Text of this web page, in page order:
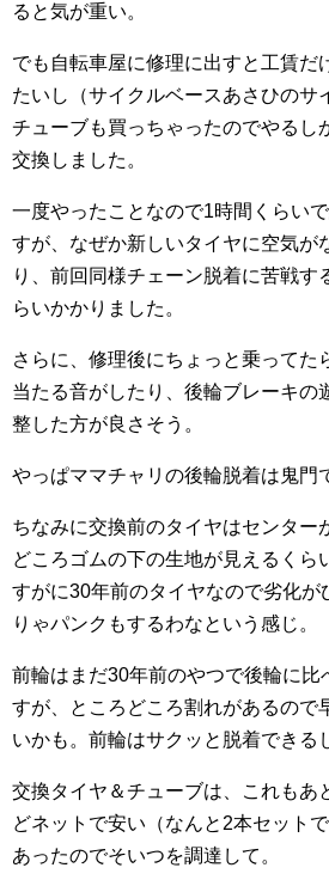
ると気が重い。
でも自転車屋に修理に出すと工賃だ
たいし（サイクルベースあさひのサ
チューブも買っちゃったのでやるし
交換しました。
一度やったことなので1時間くらい
すが、なぜか新しいタイヤに空気が
り、前回同様チェーン脱着に苦戦す
らいかかりました。
さらに、修理後にちょっと乗ってた
当たる音がしたり、後輪ブレーキの
整した方が良さそう。
やっぱママチャリの後輪脱着は鬼門
ちなみに交換前のタイヤはセンター
どころゴムの下の生地が見えるくら
すがに30年前のタイヤなので劣化が
りゃパンクもするわなという感じ。
前輪はまだ30年前のやつで後輪に比
すが、ところどころ割れがあるので
いかも。前輪はサクッと脱着できる
交換タイヤ＆チューブは、これもあ
どネットで安い（なんと2本セット
あったのでそいつを調達して。